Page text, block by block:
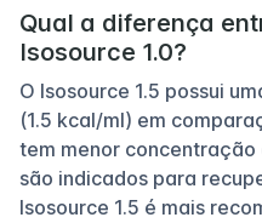
Qual a diferença
Isosource 1.0?
O Isosource 1.5 possui
(1.5 kcal/ml) em
tem menor
são indicados para
Isosource 1.5 é mais